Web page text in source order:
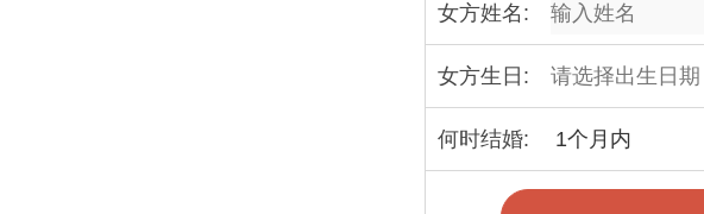
女方姓名:
女方生日:
何时结婚: